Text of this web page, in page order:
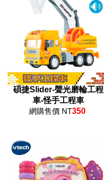
碩捷Slider-聲光磨輪工程
車-怪手工程車
網購售價 NT350